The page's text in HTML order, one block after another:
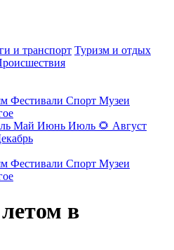
и транспорт Туризм и отдых
Фестивали Спорт Музеи
Май Июнь Июль 🌻 Август
Фестивали Спорт Музеи
в